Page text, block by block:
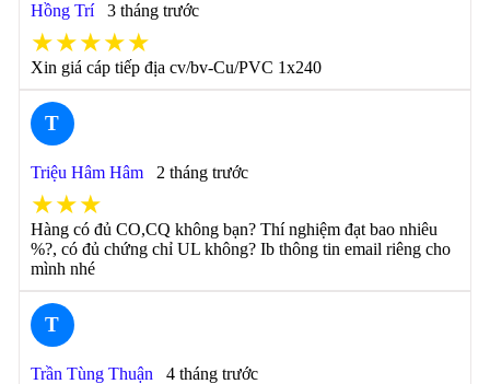
Hồng Trí 3 tháng trước
★★★★★
Xin giá cáp tiếp địa cv/bv-Cu/PVC 1x240
T
Triệu Hâm Hâm 2 tháng trước
★★★
Hàng có đủ CO,CQ không bạn? Thí nghiệm đạt bao nhiêu
%?, có đủ chứng chỉ UL không? Ib thông tin email riêng cho
mình nhé
T
Trần Tùng Thuận 4 tháng trước